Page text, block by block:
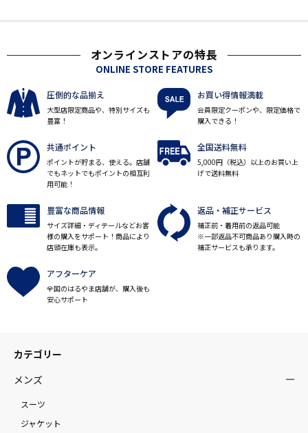
オンラインストアの特長
ONLINE STORE FEATURES
圧倒的な品揃え
大型店限定商品や、特別サイズも
豊富！
お買い得情報満載
会員限定クーポンや、限定価格で
購入できる！
共通ポイント
ポイントが貯まる、使える。店舗
でもネットでもポイントの相互利
用可能！
全国送料無料
5,000円（税込）以上のお買い上
げで送料無料
豊富な商品情報
サイズ詳細・ディテールなどお客
様の購入をサポート！商品により
店頭在庫も表示。
返品・補正サービス
補正前・着用前の返品可能
※一部返品不可商品あり購入時の
補正サービスも承ります。
アフターケア
全国のはるやま店舗が、購入後も
安心サポート
カテゴリー
メンズ
スーツ
ジャケット